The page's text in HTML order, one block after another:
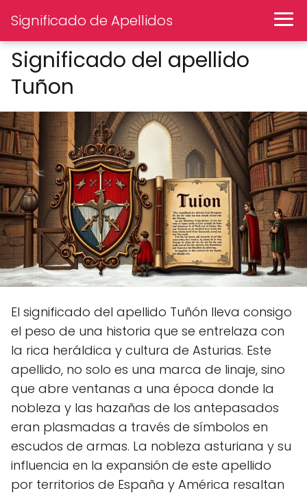
Significado de Apellidos
Significado del apellido
Tuñon
El significado del apellido Tuñón lleva consigo
el peso de una historia que se entrelaza con
la rica heráldica y cultura de Asturias. Este
apellido, no solo es una marca de linaje, sino
que abre ventanas a una época donde la
nobleza y las hazañas de los antepasados
eran plasmadas a través de símbolos en
escudos de armas. La nobleza asturiana y su
influencia en la expansión de este apellido
por territorios de España y América resaltan